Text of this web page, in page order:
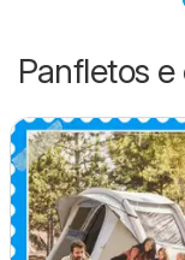
Panfletos